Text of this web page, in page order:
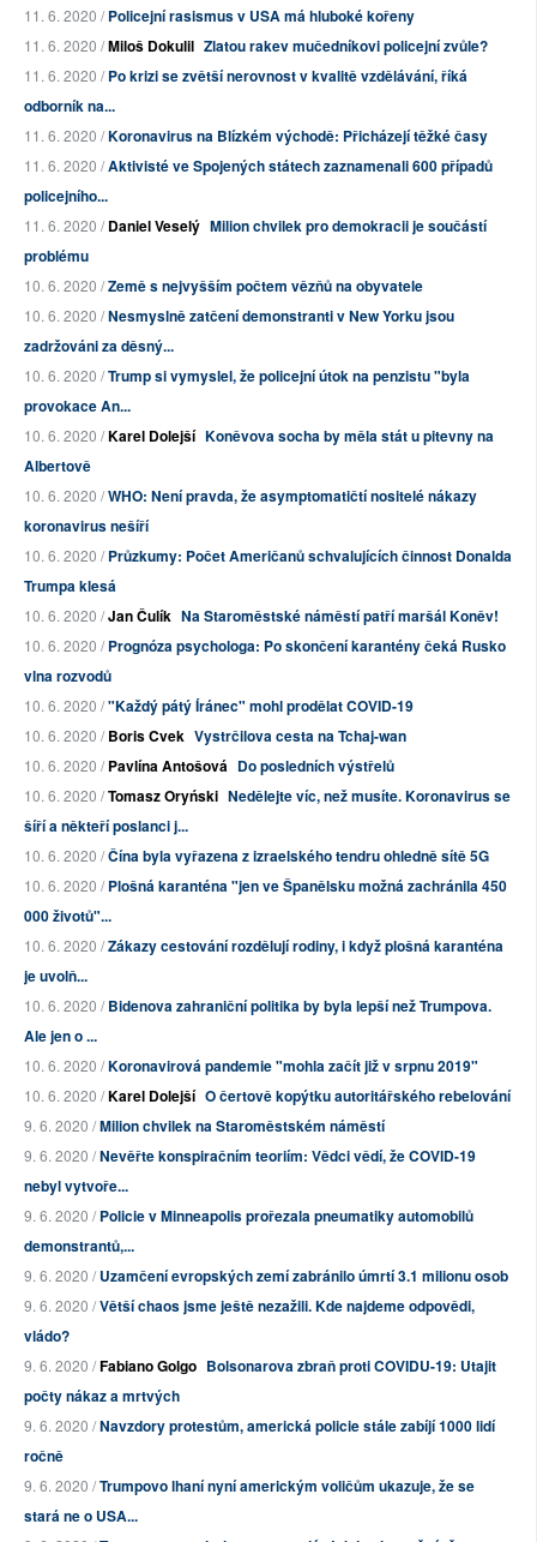
11. 6. 2020 /Policejní rasismus v USA má hluboké kořeny
11. 6. 2020 /Miloš Dokulil Zlatou rakev mučedníkovi policejní zvůle?
11. 6. 2020 /Po krizi se zvětší nerovnost v kvalitě vzdělávání, říká
odborník na...
11. 6. 2020 /Koronavirus na Blízkém východě: Přicházejí těžké časy
11. 6. 2020 /Aktivisté ve Spojených státech zaznamenali 600 případů
policejního...
11. 6. 2020 /Daniel Veselý Milion chvilek pro demokracii je součástí
problému
10. 6. 2020 /Země s nejvyšším počtem vězňů na obyvatele
10. 6. 2020 /Nesmyslně zatčení demonstranti v New Yorku jsou
zadržováni za děsný...
10. 6. 2020 /Trump si vymyslel, že policejní útok na penzistu "byla
provokace An...
10. 6. 2020 /Karel Dolejší Koněvova socha by měla stát u pitevny na
Albertově
10. 6. 2020 /WHO: Není pravda, že asymptomatičtí nositelé nákazy
koronavirus nešíří
10. 6. 2020 /Průzkumy: Počet Američanů schvalujících činnost Donalda
Trumpa klesá
10. 6. 2020 /Jan Čulík Na Staroměstské náměstí patří maršál Koněv!
10. 6. 2020 /Prognóza psychologa: Po skončení karantény čeká Rusko
vlna rozvodů
10. 6. 2020 /"Každý pátý Íránec" mohl prodělat COVID-19
10. 6. 2020 /Boris Cvek Vystrčilova cesta na Tchaj-wan
10. 6. 2020 /Pavlína Antošová Do posledních výstřelů
10. 6. 2020 /Tomasz Oryński Nedělejte víc, než musíte. Koronavirus se
šíří a někteří poslanci j...
10. 6. 2020 /Čína byla vyřazena z izraelského tendru ohledně sítě 5G
10. 6. 2020 /Plošná karanténa "jen ve Španělsku možná zachránila 450
000 životů"...
10. 6. 2020 /Zákazy cestování rozdělují rodiny, i když plošná karanténa
je uvolň...
10. 6. 2020 /Bidenova zahraniční politika by byla lepší než Trumpova.
Ale jen o ...
10. 6. 2020 /Koronavirová pandemie "mohla začít již v srpnu 2019"
10. 6. 2020 /Karel Dolejší O čertově kopýtku autoritářského rebelování
9. 6. 2020 /Milion chvilek na Staroměstském náměstí
9. 6. 2020 /Nevěřte konspiračním teoriím: Vědci vědí, že COVID-19
nebyl vytvoře...
9. 6. 2020 /Policie v Minneapolis prořezala pneumatiky automobilů
demonstrantů,...
9. 6. 2020 /Uzamčení evropských zemí zabránilo úmrtí 3.1 milionu osob
9. 6. 2020 /Větší chaos jsme ještě nezažili. Kde najdeme odpovědi,
vládo?
9. 6. 2020 /Fabiano Golgo Bolsonarova zbraň proti COVIDU-19: Utajit
počty nákaz a mrtvých
9. 6. 2020 /Navzdory protestům, americká policie stále zabíjí 1000 lidí
ročně
9. 6. 2020 /Trumpovo lhaní nyní americkým voličům ukazuje, že se
stará ne o USA...